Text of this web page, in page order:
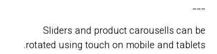
___
Sliders and product carousells can be
rotated using touch on mobile and tablets.